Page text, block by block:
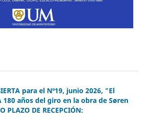
para el Nº19, junio 2026, "El
años del giro en la obra de Søren
PLAZO DE RECEPCIÓN: